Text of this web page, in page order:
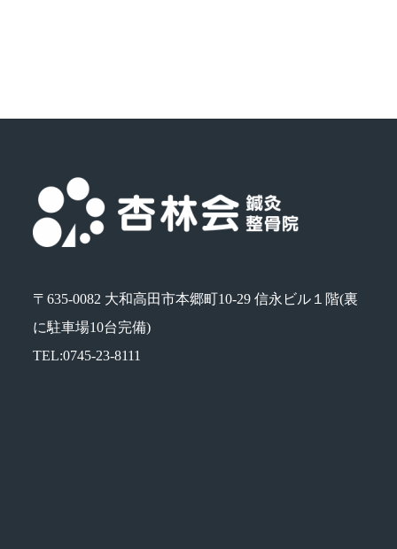
〒635-0082 大和高田市本郷町10-29 信永ビル１階(裏
に駐車場10台完備)
TEL:0745-23-8111